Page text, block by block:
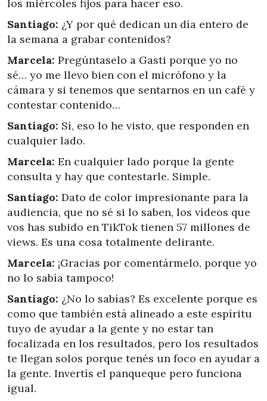
los miércoles fijos para hacer eso.
Santiago: ¿Y por qué dedican un día entero de
la semana a grabar contenidos?
Marcela: Pregúntaselo a Gasti porque yo no
sé… yo me llevo bien con el micrófono y la
cámara y si tenemos que sentarnos en un café y
contestar contenido…
Santiago: Sí, eso lo he visto, que responden en
cualquier lado.
Marcela: En cualquier lado porque la gente
consulta y hay que contestarle. Simple.
Santiago: Dato de color impresionante para la
audiencia, que no sé si lo saben, los vídeos que
vos has subido en TikTok tienen 57 millones de
views. Es una cosa totalmente delirante.
Marcela: ¡Gracias por comentármelo, porque yo
no lo sabía tampoco!
Santiago: ¿No lo sabías? Es excelente porque es
como que también está alineado a este espíritu
tuyo de ayudar a la gente y no estar tan
focalizada en los resultados, pero los resultados
te llegan solos porque tenés un foco en ayudar a
la gente. Invertís el panqueque pero funciona
igual.